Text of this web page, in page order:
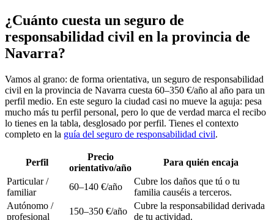
¿Cuánto cuesta un seguro de
responsabilidad civil en la provincia de
Navarra?
Vamos al grano: de forma orientativa, un seguro de responsabilidad
civil en la provincia de Navarra cuesta 60–350 €/año al año para un
perfil medio. En este seguro la ciudad casi no mueve la aguja: pesa
mucho más tu perfil personal, pero lo que de verdad marca el recibo
lo tienes en la tabla, desglosado por perfil. Tienes el contexto
completo en la guía del seguro de responsabilidad civil.
Perfil
Precio
orientativo/año
Para quién encaja
Particular /
familiar
60–140 €/año
Cubre los daños que tú o tu
familia causéis a terceros.
Autónomo /
profesional
150–350 €/año
Cubre la responsabilidad derivada
de tu actividad.